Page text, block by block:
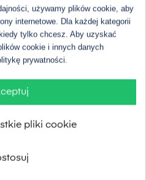
AJ Deluxe 23
33,90 zł
używamy plików cookie, aby
internetowe. Dla każdej kategorii
tylko chcesz. Aby uzyskać
cookie i innych danych
prywatności.
pliki cookie